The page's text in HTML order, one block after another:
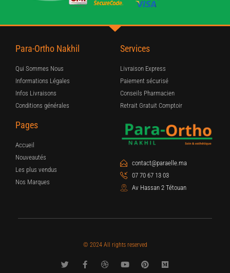
Para-Ortho Nakhil
Qui Sommes Nous
Informations Légales
Infos Livraisons
Conditions générales
Services
Livraison Express
Paiement sécurisé
Conseils Pharmacien
Retrait Gratuit Comptoir
Pages
Accueil
Nouveautés
Les plus vendus
Nos Marques
contact@paraelle.ma
07 70 67 13 03
Av Hassan 2 Tétouan
© 2024 All rights reserved